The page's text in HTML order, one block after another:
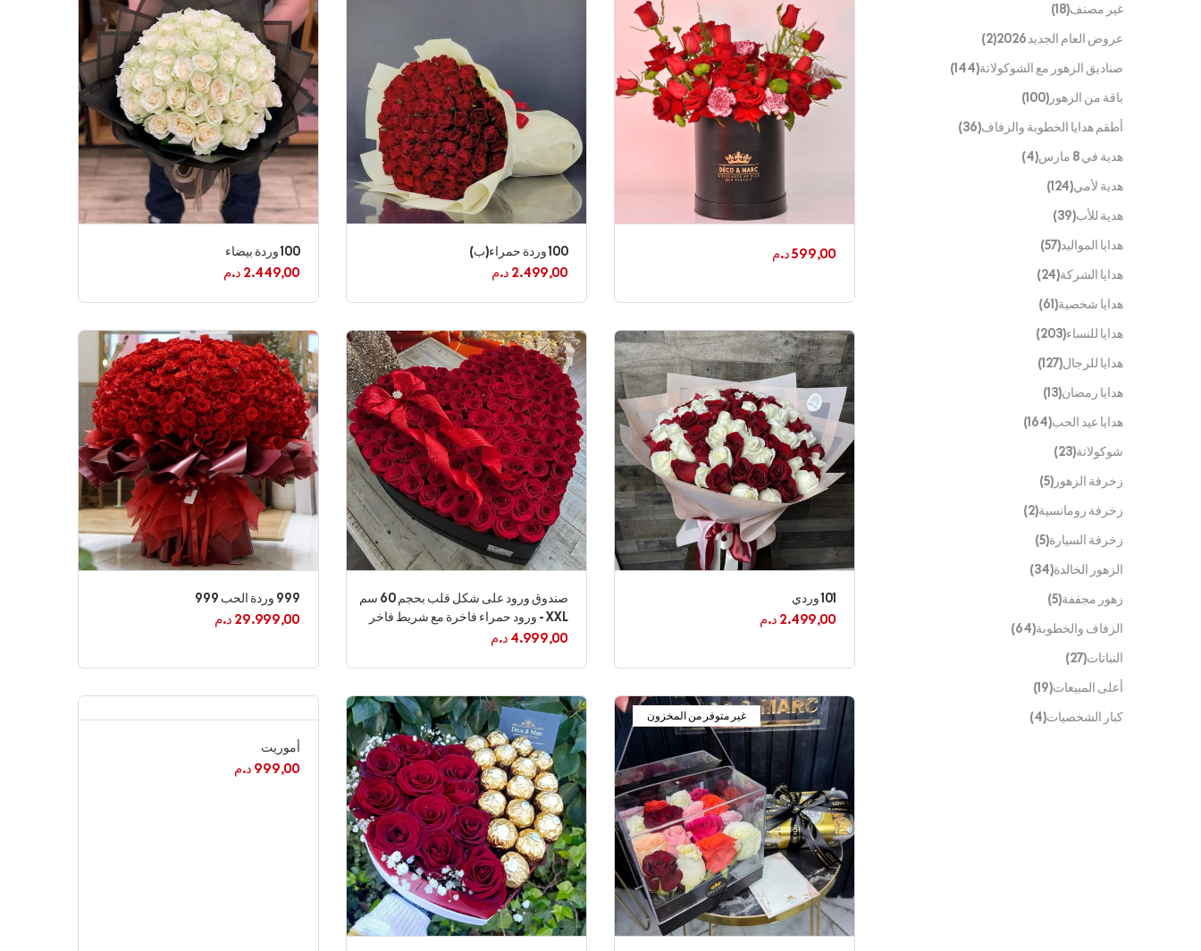
599,00د.م 100 وردة حمراء(ب)
2.499,00 د.م
100 وردة بيضاء
2.449,00 د.م
101 وردي
2.499,00 د.م
صندوق ورود على شكل قلب بحجم 60 سم
XXL - ورود حمراء فاخرة مع شريط فاخر
4.999,00 د.م
999 وردة الحب 999
29.999,00 د.م
غير متوفر من المخزون
أموريت
999,00 د.م
غير مصنف(18)
عروض العام الجديد 2026
(2)
صناديق الزهور مع الشوكولاتة(144)
باقة من الزهور (100)
أطقم هدايا الخطوبة والزفاف(36)
هدية في 8 مارس
(4)
هدية لأمي(124)
هدية للأب(39)
هدايا المواليد(57)
هدايا الشركة(24)
هدايا شخصية(61)
هدايا للنساء(203)
هدايا للرجال(127)
هدايا رمضان(13)
هدايا عيد الحب(164)
شوكولاتة(23)
زخرفة الزهور (5)
زخرفة رومانسية(2)
زخرفة السيارة(5)
الزهور الخالدة(34)
زهور مجففة(5)
الزفاف والخطوبة(64)
النباتات(27)
أعلى المبيعات(19)
كبار الشخصيات(4)